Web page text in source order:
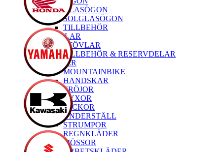
GLASÖGON
SOLGLASÖGON
TILLBEHÖR
STÖVLAR
STÖVLAR
TILLBEHÖR & RESERVDELAR
KLÄDER
MOUNTAINBIKE
HANDSKAR
TRÖJOR
BYXOR
JACKOR
UNDERSTÄLL
STRUMPOR
REGNKLÄDER
MÖSSOR